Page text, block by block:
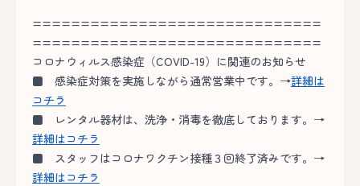
==============================
==============================
コロナウィルス感染症（COVID-19）に関連のお知らせ
■ 感染症対策を実施しながら通常営業中です。→詳細は
コチラ
■ レンタル器材は、洗浄・消毒を徹底しております。→
詳細はコチラ
■ スタッフはコロナワクチン接種３回終了済みです。→
詳細はコチラ